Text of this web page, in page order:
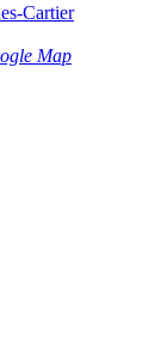
Cartier
Map